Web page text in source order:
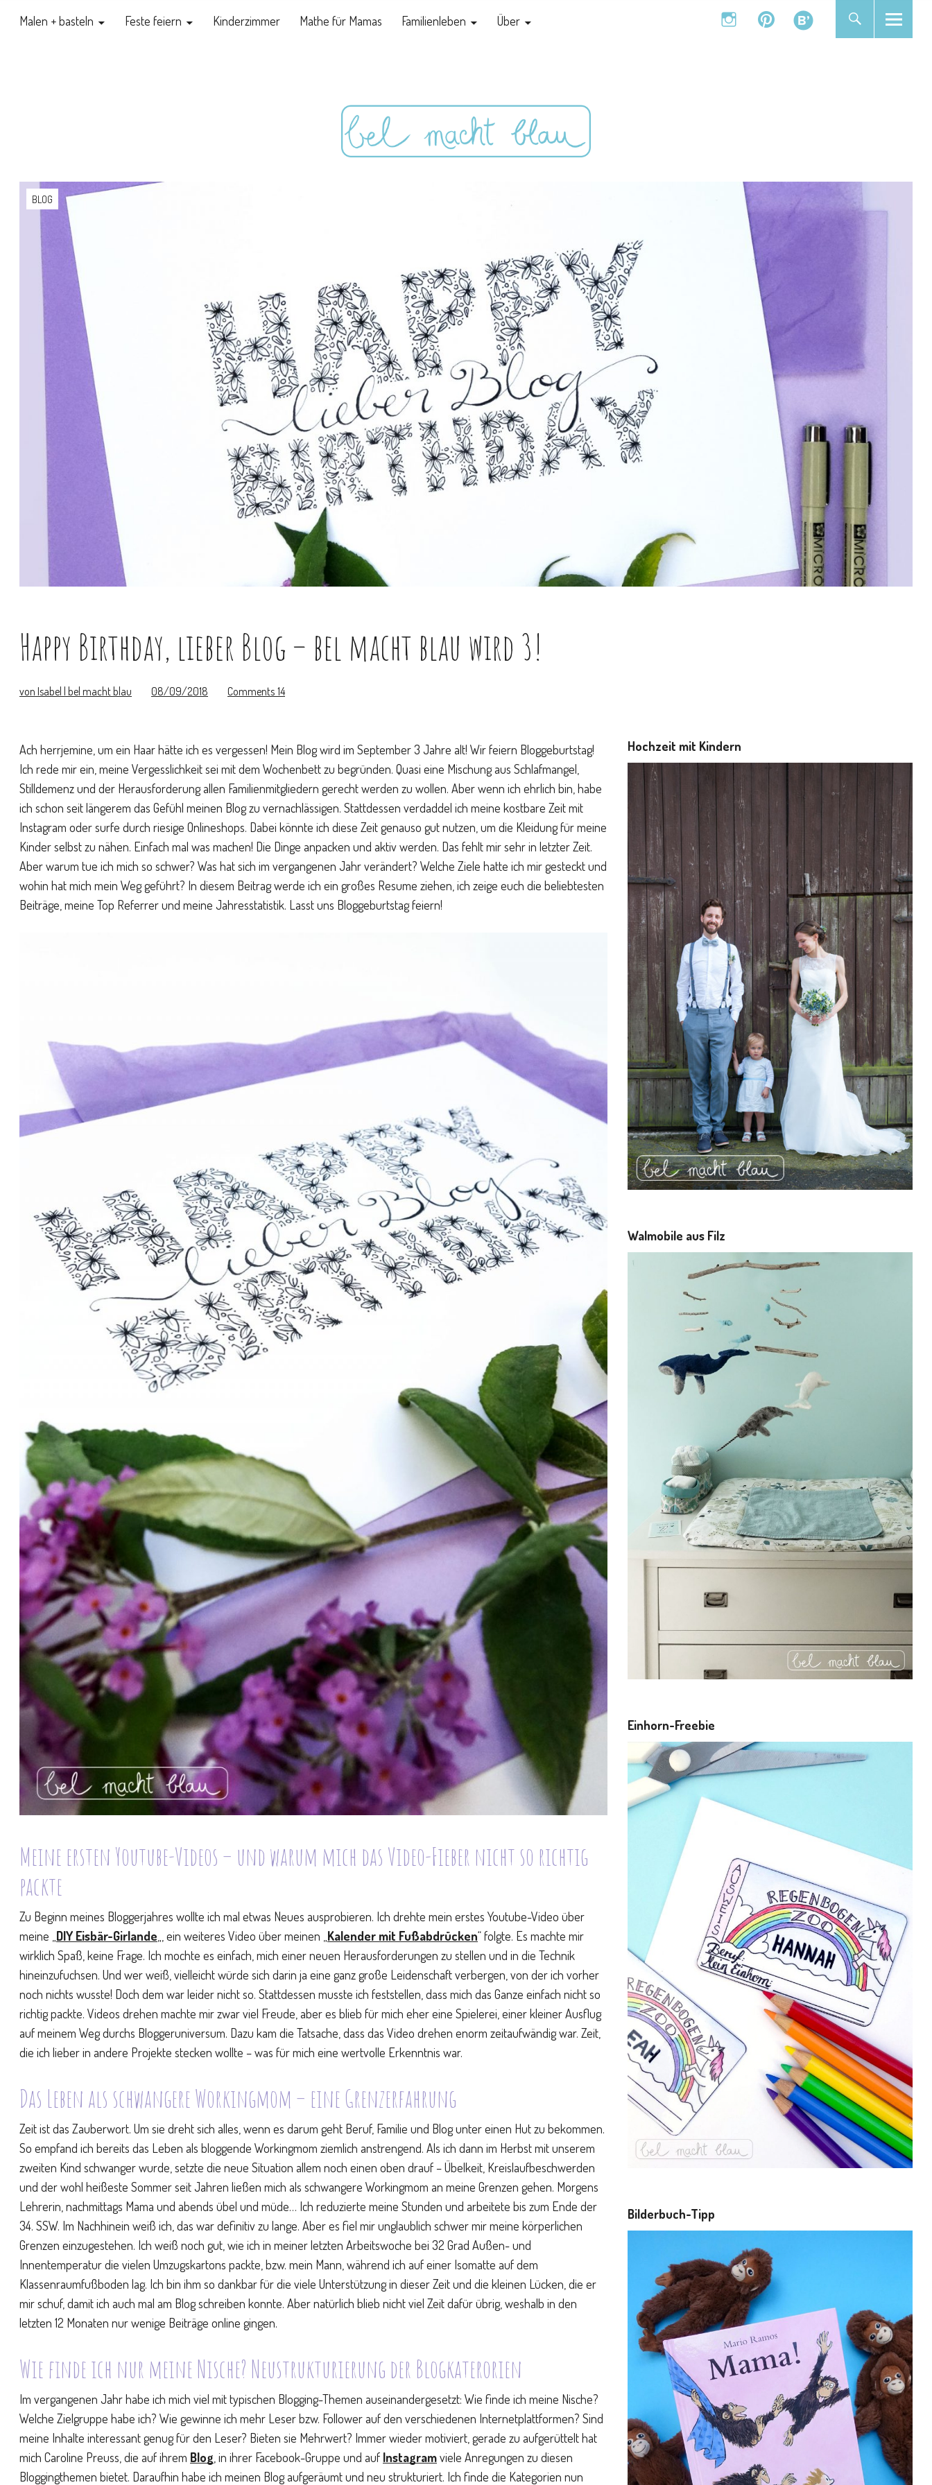
Malen + basteln Feste feiern Kinderzimmer Mathe für Mamas Familienleben Über
instagrampinterestbloglovin
BLOG
Happy Birthday, lieber Blog – bel macht blau wird 3!
von Isabel | bel macht blau 08/09/2018 Comments 14
Ach herrjemine, um ein Haar hätte ich es vergessen! Mein Blog wird im September 3 Jahre alt! Wir feiern Bloggeburtstag!
Ich rede mir ein, meine Vergesslichkeit sei mit dem Wochenbett zu begründen. Quasi eine Mischung aus Schlafmangel,
Stilldemenz und der Herausforderung allen Familienmitgliedern gerecht werden zu wollen. Aber wenn ich ehrlich bin, habe
ich schon seit längerem das Gefühl meinen Blog zu vernachlässigen. Stattdessen verdaddel ich meine kostbare Zeit mit
Instagram oder surfe durch riesige Onlineshops. Dabei könnte ich diese Zeit genauso gut nutzen, um die Kleidung für meine
Kinder selbst zu nähen. Einfach mal was machen! Die Dinge anpacken und aktiv werden. Das fehlt mir sehr in letzter Zeit.
Aber warum tue ich mich so schwer? Was hat sich im vergangenen Jahr verändert? Welche Ziele hatte ich mir gesteckt und
wohin hat mich mein Weg geführt? In diesem Beitrag werde ich ein großes Resume ziehen, ich zeige euch die beliebtesten
Beiträge, meine Top Referrer und meine Jahresstatistik. Lasst uns Bloggeburtstag feiern!
Meine ersten Youtube-Videos – und warum mich das Video-Fieber nicht so richtig
packte
Zu Beginn meines Bloggerjahres wollte ich mal etwas Neues ausprobieren. Ich drehte mein erstes Youtube-Video über
meine „ DIY Eisbär-Girlande „, ein weiteres Video über meinen „ Kalender mit Fußabdrücken“ folgte. Es machte mir
wirklich Spaß, keine Frage. Ich mochte es einfach, mich einer neuen Herausforderungen zu stellen und in die Technik
hineinzufuchsen. Und wer weiß, vielleicht würde sich darin ja eine ganz große Leidenschaft verbergen, von der ich vorher
noch nichts wusste! Doch dem war leider nicht so. Stattdessen musste ich feststellen, dass mich das Ganze einfach nicht so
richtig packte. Videos drehen machte mir zwar viel Freude, aber es blieb für mich eher eine Spielerei, einer kleiner Ausflug
auf meinem Weg durchs Bloggeruniversum. Dazu kam die Tatsache, dass das Video drehen enorm zeitaufwändig war. Zeit,
die ich lieber in andere Projekte stecken wollte – was für mich eine wertvolle Erkenntnis war.
Das Leben als schwangere Workingmom – eine Grenzerfahrung
Zeit ist das Zauberwort. Um sie dreht sich alles, wenn es darum geht Beruf, Familie und Blog unter einen Hut zu bekommen.
So empfand ich bereits das Leben als bloggende Workingmom ziemlich anstrengend. Als ich dann im Herbst mit unserem
zweiten Kind schwanger wurde, setzte die neue Situation allem noch einen oben drauf – Übelkeit, Kreislaufbeschwerden
und der wohl heißeste Sommer seit Jahren ließen mich als schwangere Workingmom an meine Grenzen gehen. Morgens
Lehrerin, nachmittags Mama und abends übel und müde… Ich reduzierte meine Stunden und arbeitete bis zum Ende der
34. SSW. Im Nachhinein weiß ich, das war definitiv zu lange. Aber es fiel mir unglaublich schwer mir meine körperlichen
Grenzen einzugestehen. Ich weiß noch gut, wie ich in meiner letzten Arbeitswoche bei 32 Grad Außen- und
Innentemperatur die vielen Umzugskartons packte, bzw. mein Mann, während ich auf einer Isomatte auf dem
Klassenraumfußboden lag. Ich bin ihm so dankbar für die viele Unterstützung in dieser Zeit und die kleinen Lücken, die er
mir schuf, damit ich auch mal am Blog schreiben konnte. Aber natürlich blieb nicht viel Zeit dafür übrig, weshalb in den
letzten 12 Monaten nur wenige Beiträge online gingen.
Wie finde ich nur meine Nische? Neustrukturierung der Blogkaterorien
Im vergangenen Jahr habe ich mich viel mit typischen Blogging-Themen auseinandergesetzt: Wie finde ich meine Nische?
Welche Zielgruppe habe ich? Wie gewinne ich mehr Leser bzw. Follower auf den verschiedenen Internetplattformen? Sind
meine Inhalte interessant genug für den Leser? Bieten sie Mehrwert? Immer wieder motiviert, gerade zu aufgerüttelt hat
mich Caroline Preuss, die auf ihrem Blog , in ihrer Facebook-Gruppe und auf Instagramviele Anregungen zu diesen
Bloggingthemen bietet. Daraufhin habe ich meinen Blog aufgeräumt und neu strukturiert. Ich finde die Kategorien nun
Hochzeit mit Kindern
Walmobile aus Filz
Einhorn-Freebie
Bilderbuch-Tipp